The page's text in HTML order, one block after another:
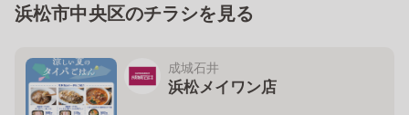
浜松市中央区のチラシを見る
成城石井
浜松メイワン店